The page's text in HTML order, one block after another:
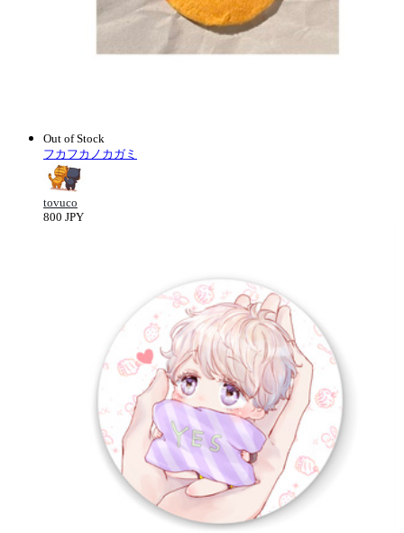
Out of Stock
フカフカノカガミ
tovuco
800 JPY